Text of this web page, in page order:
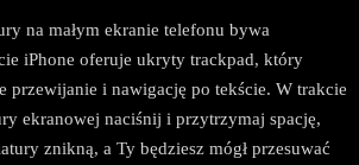
na małym ekranie telefonu bywa
iPhone oferuje ukryty trackpad, który
przewijanie i nawigację po tekście. W trakcie
ekranowej naciśnij i przytrzymaj spację,
znikną, a Ty będziesz mógł przesuwać